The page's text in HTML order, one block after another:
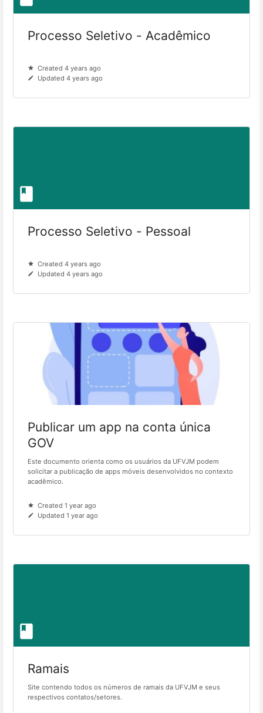
Processo Seletivo - Acadêmico
Created 4 years ago
Updated 4 years ago
Processo Seletivo - Pessoal
Created 4 years ago
Updated 4 years ago
Publicar um app na conta única
GOV
Este documento orienta como os usuários da UFVJM podem
solicitar a publicação de apps móveis desenvolvidos no contexto
acadêmico.
Created 1 year ago
Updated 1 year ago
Ramais
Site contendo todos os números de ramais da UFVJM e seus
respectivos contatos/setores.